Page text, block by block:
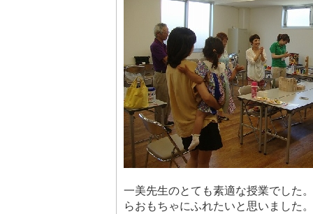
一美先生のとても素適な授業でした
らおもちゃにふれたいと思いました。